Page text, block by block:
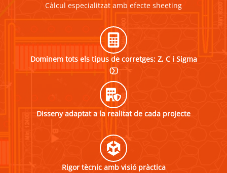
Càlcul especialitzat amb efecte sheeting
Dominem tots els tipus de corretges: Z, C i Sigma
(∑)
Disseny adaptat a la realitat de cada projecte
Rigor tècnic amb visió pràctica